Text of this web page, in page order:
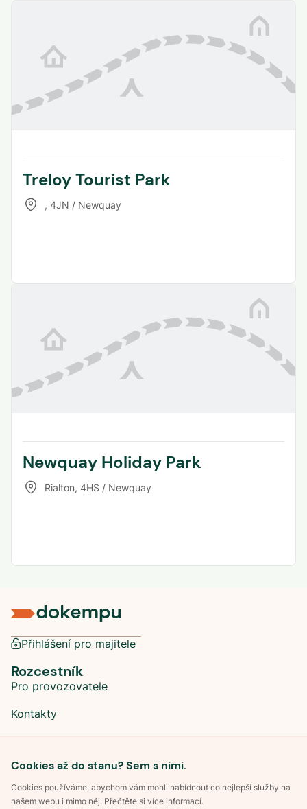
Treloy Tourist Park
, 4JN / Newquay
Newquay Holiday Park
Rialton, 4HS / Newquay
Cookies až do stanu? Sem s nimi.
Cookies používáme, abychom vám mohli nabídnout co nejlepší služby na
našem webu i mimo něj. Přečtěte si více informací.
Přihlášení pro majitele
Rozcestník
Pro provozovatele
Kontakty